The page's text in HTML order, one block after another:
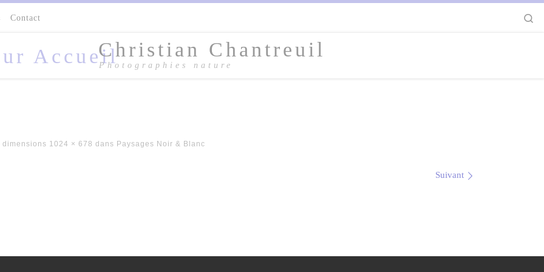
Contact
Christian Chantreuil
Photographies nature
dimensions 1024 × 678 dans Paysages Noir & Blanc
Suivant